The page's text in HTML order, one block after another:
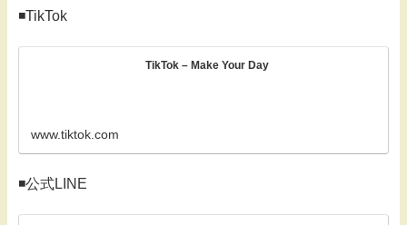
◾️TikTok
TikTok – Make Your Day
www.tiktok.com
◾️公式LINE